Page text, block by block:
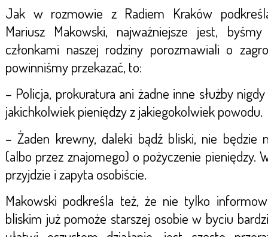
Jak w rozmowie z Radiem Kraków
Mariusz Makowski, najważniejsze jest,
członkami naszej rodziny porozmawiali o
powinniśmy przekazać, to:
– Policja, prokuratura ani żadne inne służby
jakichkolwiek pieniędzy z jakiegokolwiek powodu.
– Żaden krewny, daleki bądź bliski, nie będzie
(albo przez znajomego) o pożyczenie pieniędzy.
przyjdzie i zapyta osobiście.
Makowski podkreśla też, że nie tylko
bliskim już pomoże starszej osobie w byciu